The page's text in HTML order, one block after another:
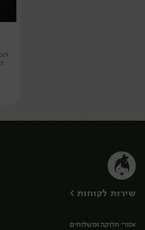
שירות לקוחות >
אזורי חלוקה ומשלוחים